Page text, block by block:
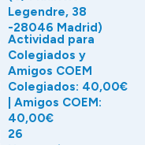
Legendre, 38
-28046 Madrid)
Actividad para
Colegiados y
Amigos COEM
Colegiados: 40,00€
| Amigos COEM:
40,00€
26